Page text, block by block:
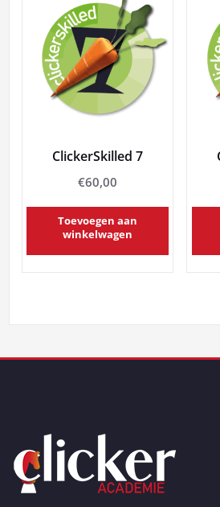
ClickerSkilled 7
€60,00
Toevoegen aan
winkelwagen